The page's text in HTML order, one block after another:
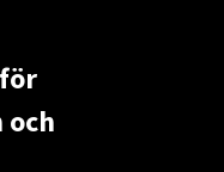
och